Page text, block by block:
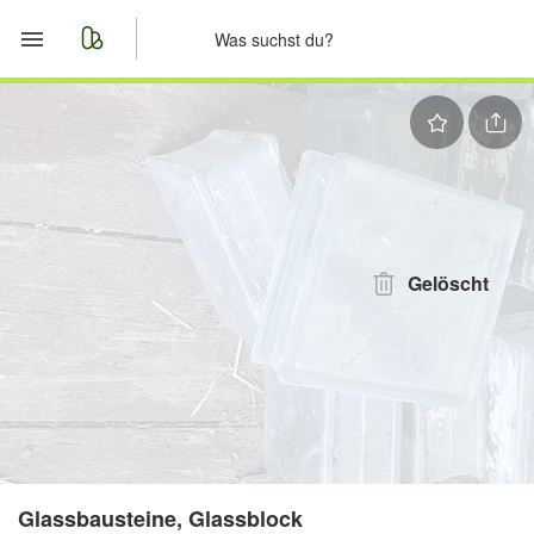
Merkliste
Nachrichten
Anzeige aufgeben
Gelöscht
Glassbausteine, Glassblock